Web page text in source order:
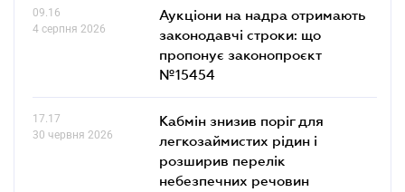
09.16
4 серпня 2026
Аукціони на надра отримають
законодавчі строки: що
пропонує законопроєкт
№15454
17.17
30 червня 2026
Кабмін знизив поріг для
легкозаймистих рідин і
розширив перелік
небезпечних речовин